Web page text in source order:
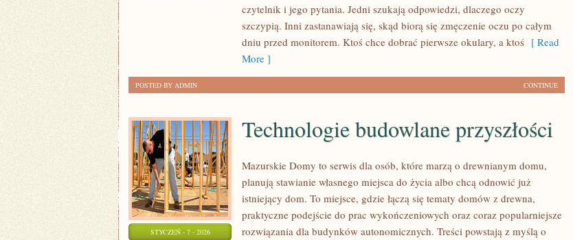
czytelnik i jego pytania. Jedni szukają odpowiedzi, dlaczego oczy
szczypią. Inni zastanawiają się, skąd biorą się zmęczenie oczu po całym
dniu przed monitorem. Ktoś chce dobrać pierwsze okulary, a ktoś [ Read
More ]
CONTINUE
POSTED BY ADMIN
STYCZEŃ - 7 - 2026
Technologie budowlane przyszłości
Mazurskie Domy to serwis dla osób, które marzą o drewnianym domu,
planują stawianie własnego miejsca do życia albo chcą odnowić już
istniejący dom. To miejsce, gdzie łączą się tematy domów z drewna,
praktyczne podejście do prac wykończeniowych oraz coraz popularniejsze
rozwiązania dla budynków autonomicznych. Treści powstają z myślą o